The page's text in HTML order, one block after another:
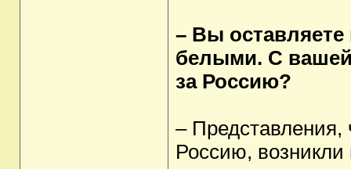
– Вы оставляете
белыми. С вашей
за Россию?
– Представления,
Россию, возникли